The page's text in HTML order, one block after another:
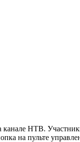
НТВ.
на пульте